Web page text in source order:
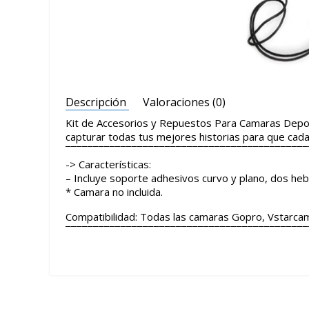
Descripción Valoraciones (0)
Kit de Accesorios y Repuestos Para Camaras
capturar todas tus mejores historias para que
-> Características:
– Incluye soporte adhesivos curvo y plano, dos
* Camara no incluida.
Compatibilidad: Todas las camaras Gopro,